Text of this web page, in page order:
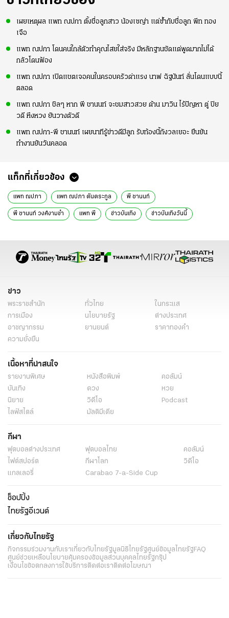
เผยเหตุผล แพท ณปภา ตั้งชื่อลูกสาว น้องเซญ่า แต่ซ้ำกับชื่อลูก พีท ทอง
เจือ
แพท ณปภา โดนคนใกล้ตัวทำคุณไสยใส่จริง มีหลักฐานชัดแต่พูดมากไม่ได้
กลัวโดนฟ้อง
แพท ณปภา เปิดแชตเจอคนในครอบครัวด่าแรง นาฟ ฉัฐนันท์ ลั่นโดนแบบนี้
ตลอด
แพท ณปภา ชิลๆ หาก พี ชานนท์ จะชมสาวสวย ด้าน มาวิน ไร้ปัญหา ตู่ ปิย
วดี หึงหวง ยันวางตัวดี
แพท ณปภา-พี ชานนท์ เผยนาทีรู้ข่าวดีมีลูก รับท้องนี้กังวลเยอะ ยืนยัน
ทำงานยันวันคลอด
แท็กที่เกี่ยวข้อง
แพท ณปภา แพท ณปภา ตันตระกูล พี ชานนท์
พี ชานนท์ วงศ์งามขํา แพท พี ข่าวบันเทิง ข่าวบันเทิงวันนี้
ข่าว
พระราชสำนัก ทั่วไทย
ในกระแส
การเมือง
นโยบายรัฐ
ต่างประเทศ
อาชญากรรม
ยานยนต์
ราคาทองคำ
ความยั่งยืน
เนื้อหาที่น่าสนใจ
รายงานพิเศษ หนังสือพิมพ์
คอลัมน์
บันเทิง
ดวง
หวย
นิยาย
วิดีโอ
Podcast
ไลฟ์สไตล์
มัลติมีเดีย
กีฬา
ฟุตบอลต่่างประเทศ ฟุตบอลไทย
คอลัมน์
ไฟต์สปอร์ต
กีฬาโลก
วิดีโอ
แกลเลอรี่
Carabao 7-a-Side Cup
ช็อปปิ้ง
ไทยรัฐอีเวนต์
เกี่ยวกับไทยรัฐ
กิจกรรมร่วมงานกับเราเกี่ยวกับไทยรัฐมูลนิธิไทยรัฐศูนย์ข้อมูลไทยรัฐFAQ
ศูนย์ช่วยเหลือนโยบายคุ้มครองข้อมูลส่วนบุคคลไทยรัฐกรุ๊ป
เงื่อนไขข้อตกลงการใช้บริการติดต่อเราติดต่อโฆษณา